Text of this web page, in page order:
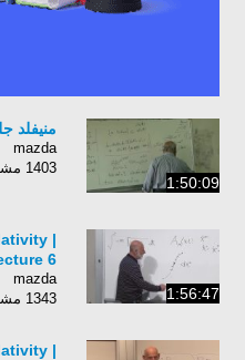
1:50:09
منیفلد
mazda
1403 مشاهده
1:56:47
|
6
mazda
1343 مشاهده
|